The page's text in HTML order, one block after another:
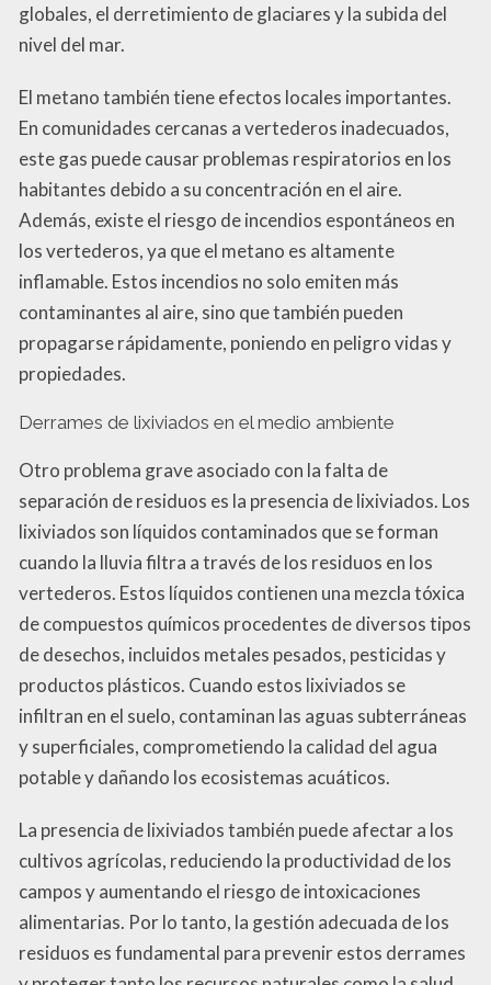
globales, el derretimiento de glaciares y la subida del
nivel del mar.
El metano también tiene efectos locales importantes.
En comunidades cercanas a vertederos inadecuados,
este gas puede causar problemas respiratorios en los
habitantes debido a su concentración en el aire.
Además, existe el riesgo de incendios espontáneos en
los vertederos, ya que el metano es altamente
inflamable. Estos incendios no solo emiten más
contaminantes al aire, sino que también pueden
propagarse rápidamente, poniendo en peligro vidas y
propiedades.
Derrames de lixiviados en el medio ambiente
Otro problema grave asociado con la falta de
separación de residuos es la presencia de lixiviados. Los
lixiviados son líquidos contaminados que se forman
cuando la lluvia filtra a través de los residuos en los
vertederos. Estos líquidos contienen una mezcla tóxica
de compuestos químicos procedentes de diversos tipos
de desechos, incluidos metales pesados, pesticidas y
productos plásticos. Cuando estos lixiviados se
infiltran en el suelo, contaminan las aguas subterráneas
y superficiales, comprometiendo la calidad del agua
potable y dañando los ecosistemas acuáticos.
La presencia de lixiviados también puede afectar a los
cultivos agrícolas, reduciendo la productividad de los
campos y aumentando el riesgo de intoxicaciones
alimentarias. Por lo tanto, la gestión adecuada de los
residuos es fundamental para prevenir estos derrames